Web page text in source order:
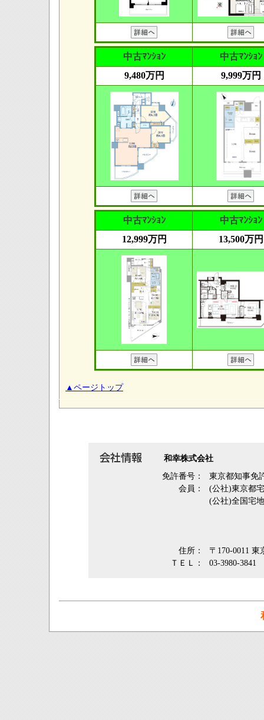
中古ﾏﾝｼｮﾝ
中古ﾏﾝｼｮﾝ
9,480万円
9,999万円
中古ﾏﾝｼｮﾝ
中古ﾏﾝｼｮﾝ
12,999万円
13,500万円
▲ページトップ
和幸株式会社
免許番号：
東京都知事免
会員：
(公社)東京都
(公社)全国宅
住所：
〒170-0011
ＴＥＬ：
03-3980-3841